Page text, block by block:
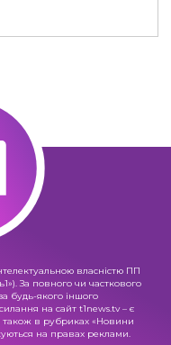
власністю ПП
За повного чи часткового
будь-якого іншого
на сайт t1news.tv – є
також в рубриках «Новини
на правах реклами.